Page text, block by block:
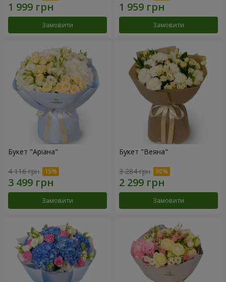
Замовити Замовити
Букет "Аріана"
4 116 грн
Замовити
Букет "Веяна"
3 284 грн
Замовити